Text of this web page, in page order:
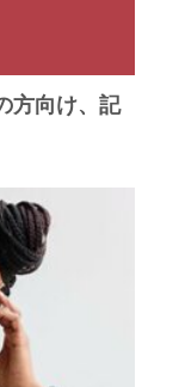
方向け、記